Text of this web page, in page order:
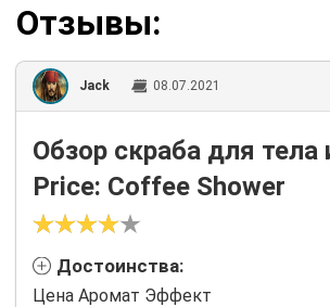
Отзывы:
Jack 08.07.2021
Обзор скраба для тела
Price: Coffee Shower
Достоинства:
Цена Аромат Эффект